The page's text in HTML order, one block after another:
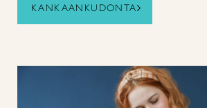
KANKAANKUDONTA